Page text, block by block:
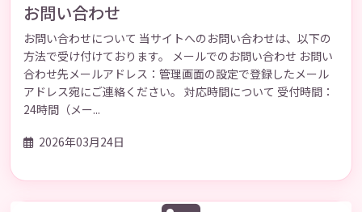
お問い合わせ
お問い合わせについて 当サイトへのお問い合わせは、以下の
方法で受け付けております。 メールでのお問い合わせ お問い
合わせ先メールアドレス：管理画面の設定で登録したメール
アドレス宛にご連絡ください。 対応時間について 受付時間：
24時間（メー...
2026年03月24日